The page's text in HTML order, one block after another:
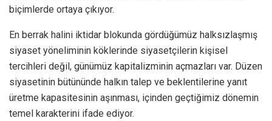
biçimlerde ortaya çıkıyor.
En berrak halini iktidar blokunda gördüğümüz halksızlaşmış
siyaset yöneliminin köklerinde siyasetçilerin kişisel
tercihleri değil, günümüz kapitalizminin açmazları var. Düzen
siyasetinin bütününde halkın talep ve beklentilerine yanıt
üretme kapasitesinin aşınması, içinden geçtiğimiz dönemin
temel karakterini ifade ediyor.